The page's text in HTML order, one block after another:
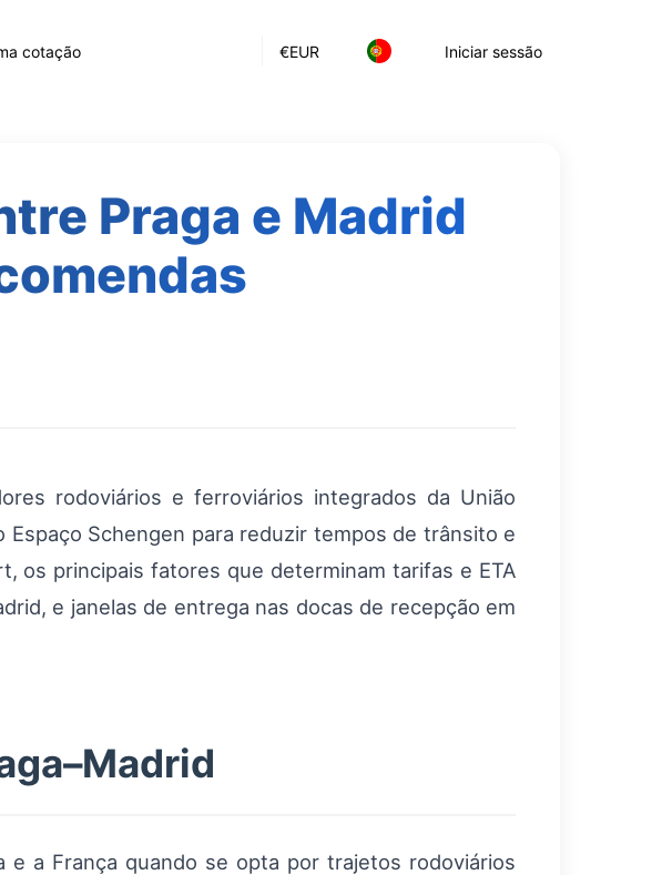
€EUR Iniciar sessão
cotação
Praga e Madrid
rodoviários e ferroviários integrados da União
Schengen para reduzir tempos de trânsito e
os principais fatores que determinam tarifas e ETA
e janelas de entrega nas docas de recepção em
e a França quando se opta por trajetos rodoviários